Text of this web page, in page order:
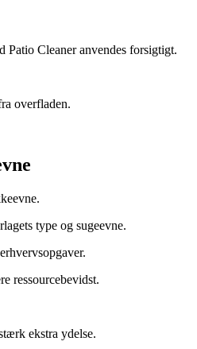
Patio Cleaner anvendes forsigtigt.
overfladen.
type og sugeevne.
ressourcebevidst.
ekstra ydelse.